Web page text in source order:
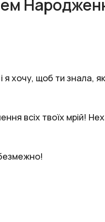
хочу, щоб ти знала,
всіх твоїх мрій!